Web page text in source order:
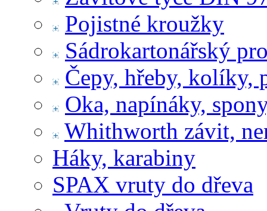
Pojistné kroužky
Sádrokartonářský
Čepy, hřeby, kolíky,
Oka, napínáky,
Whithworth závit,
Háky, karabiny
SPAX vruty do dřeva